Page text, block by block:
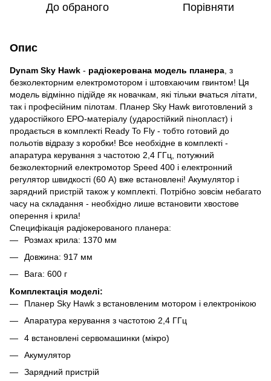
До обраного Порівняти
Опис
Dynam Sky Hawk - радіокерована модель планера , з
безколекторним електромотором і штовхаючим гвинтом! Ця
модель відмінно підійде як новачкам, які тільки вчаться літати,
так і професійним пілотам. Планер Sky Hawk виготовлений з
ударостійкого EPO-матеріалу (ударостійкий пінопласт) і
продається в комплекті Ready To Fly - тобто готовий до
польотів відразу з коробки! Все необхідне в комплекті -
апаратура керування з частотою 2,4 ГГц, потужний
безколекторний електромотор Speed 400 і електронний
регулятор швидкості (60 А) вже встановлені! Акумулятор і
зарядний пристрій також у комплекті. Потрібно зовсім небагато
часу на складання - необхідно лише встановити хвостове
оперення і крила!
Специфікація радіокерованого планера:
Розмах крила: 1370 мм
Довжина: 917 мм
Вага: 600 г
Комплектація моделі:
Планер Sky Hawk з встановленим мотором і електронікою
Апаратура керування з частотою 2,4 ГГц
4 встановлені сервомашинки (мікро)
Акумулятор
Зарядний пристрій